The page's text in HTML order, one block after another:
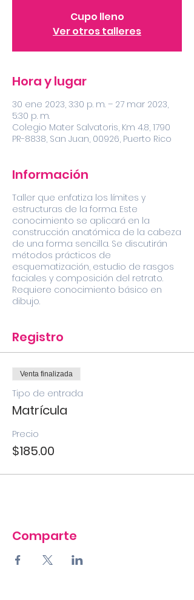
Cupo lleno
Ver otros talleres
Hora y lugar
30 ene 2023, 3:30 p. m. – 27 mar 2023,
5:30 p. m.
Colegio Mater Salvatoris, Km 4.8, 1790
PR-8838, San Juan, 00926, Puerto Rico
Información
Taller que enfatiza los límites y
estructuras de la forma. Este
conocimiento se aplicará en la
construcción anatómica de la cabeza
de una forma sencilla. Se discutirán
métodos prácticos de
esquematización, estudio de rasgos
faciales y composición del retrato.
Requiere conocimiento básico en
dibujo.
Registro
Venta finalizada
Tipo de entrada
Matrícula
Precio
$185.00
Comparte